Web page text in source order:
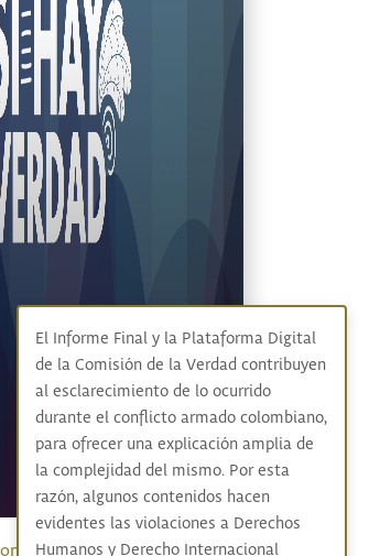
y resistencias
El Informe Final y la Plataforma Digital
de la Comisión de la Verdad contribuyen
al esclarecimiento de lo ocurrido
durante el conflicto armado colombiano,
para ofrecer una explicación amplia de
la complejidad del mismo. Por esta
razón, algunos contenidos hacen
evidentes las violaciones a Derechos
Humanos y Derecho Internacional